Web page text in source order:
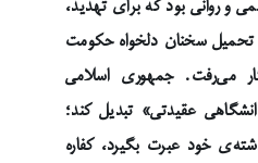
و روانی بود که برای تهدید،
سخنان دلخواه حکومت
می‌رفت. جمهوری اسلامی
عقیدتی» تبدیل کند؛
خود عبرت بگیرد، کفاره